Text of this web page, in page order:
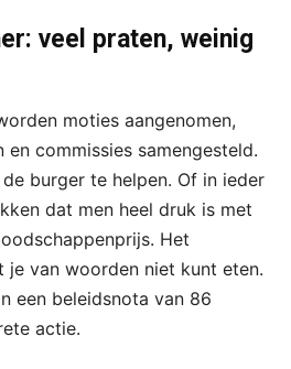
veel praten, weinig
moties aangenomen,
commissies samengesteld.
burger te helpen. Of in ieder
dat men heel druk is met
Het
je van woorden niet kunt eten.
een beleidsnota van 86
actie.